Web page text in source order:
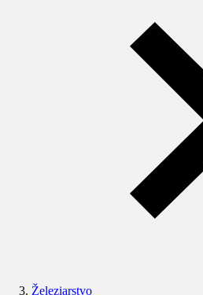
Železiarstvo